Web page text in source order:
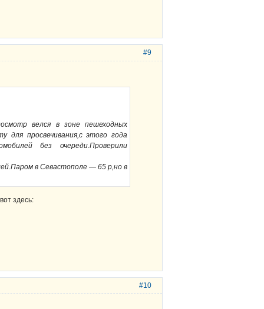
#9
велся в зоне пешеходных
для просвечивания,с этого года
без очереди.Проверили
в Севастополе — 65 р,но в
здесь:
#10